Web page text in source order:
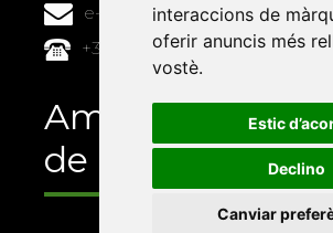
interaccions de
oferir anuncis més
vostè.
Estic
Declino
Canviar
e-buc@vives.org
+34 964 72 89 93
Amb el suport
de